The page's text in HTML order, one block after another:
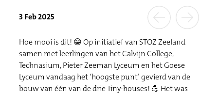
3 Feb 2025
Hoe mooi is dit! 😁 Op initiatief van STOZ Zeeland
samen met leerlingen van het Calvijn College,
Technasium, Pieter Zeeman Lyceum en het Goese
Lyceum vandaag het ‘hoogste punt’ gevierd van de
bouw van één van de drie Tiny-houses! 💪 Het was